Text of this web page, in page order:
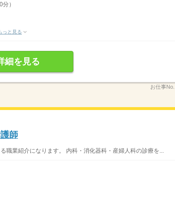
）
っと見る
細を見る
お仕事No.
師
職業紹介になります。 内科・消化器科・産婦人科の診療を...